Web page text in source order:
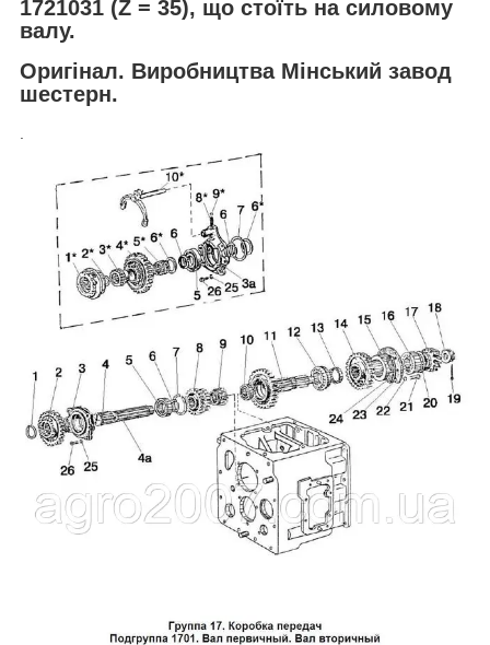
1721031 (Z = 35), що стоїть на силовому
валу.
Оригінал. Виробництва Мінський завод
шестерн.